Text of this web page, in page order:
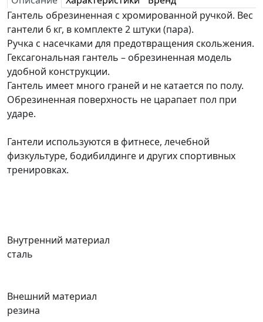
Гантель обрезиненная с хромированной ручкой. Вес
гантели 6 кг, в комплекте 2 штуки (пара).
Ручка с насечками для предотвращения скольжения.
Гексагональная гантель – обрезиненная модель
удобной конструкции.
Гантель имеет много граней и не катается по полу.
Обрезиненная поверхность не царапает пол при
ударе.
Гантели используются в фитнесе, лечебной
физкультуре, бодибилдинге и других спортивных
тренировках.
Внутренний материал
сталь
Внешний материал
резина